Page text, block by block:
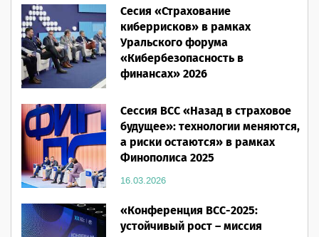
28.05.2026
Сесия «Страхование
киберрисков» в рамках
Уральского форума
«Кибербезопасность в
финансах» 2026
Сессия ВСС «Назад в страховое
будущее»: технологии меняются,
а риски остаются» в рамках
Финополиса 2025
16.03.2026
«Конференция ВСС-2025:
устойчивый рост – миссия